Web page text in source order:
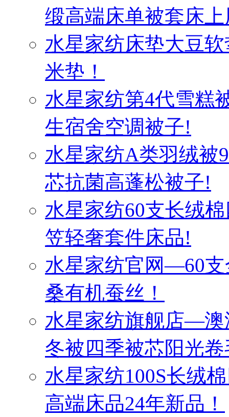
缎高端床单被套床
水星家纺床垫大豆
米垫！
水星家纺第4代雪糕
生宿舍空调被子!
水星家纺A类羽绒被
芯抗菌高蓬松被子!
水星家纺60支长绒
笠轻奢套件床品!
水星家纺官网—60
桑有机蚕丝！
水星家纺旗舰店—澳
冬被四季被芯阳光
水星家纺100S长绒
高端床品24年新品！